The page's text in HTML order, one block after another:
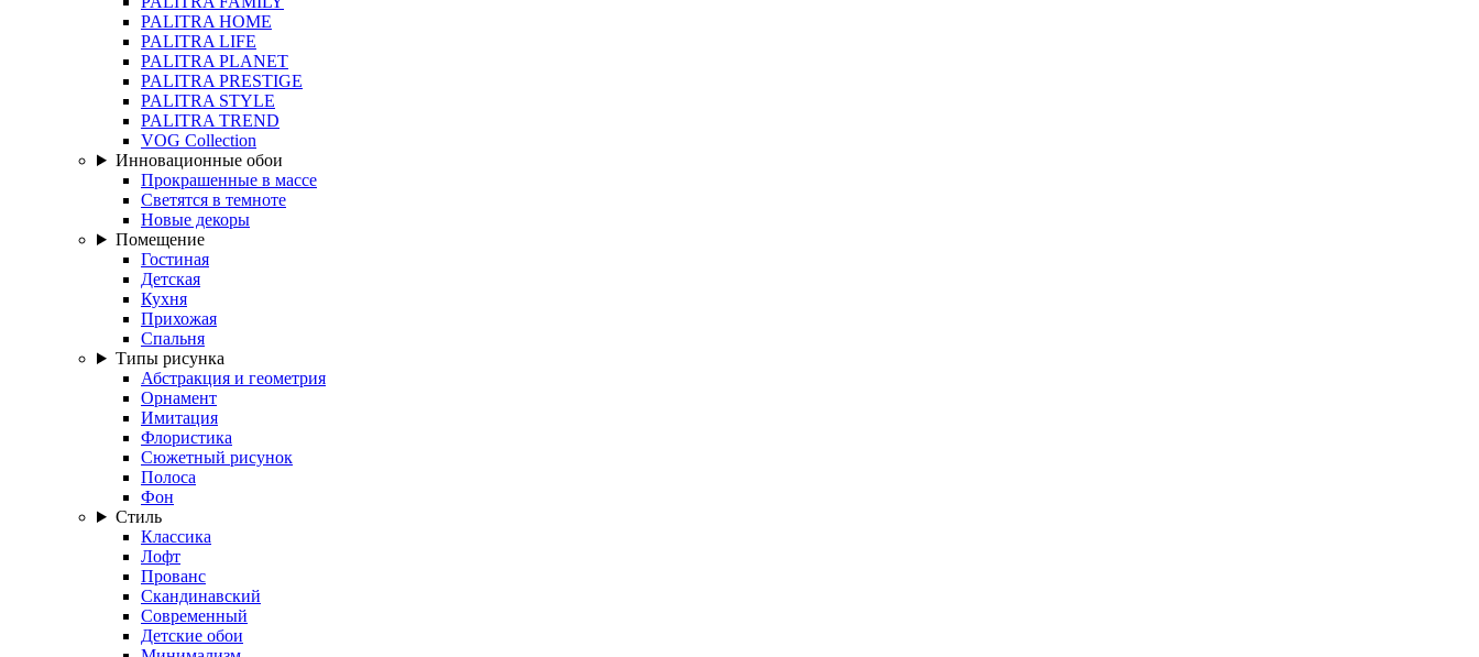
PALITRA HOME
PALITRA LIFE
PALITRA PLANET
PALITRA PRESTIGE
PALITRA STYLE
PALITRA TREND
VOG Collection
Инновационные обои
Прокрашенные в массе
Светятся в темноте
Новые декоры
Помещение
Гостиная
Детская
Кухня
Прихожая
Спальня
Типы рисунка
Абстракция и геометрия
Орнамент
Имитация
Флористика
Сюжетный рисунок
Полоса
Фон
Стиль
Классика
Лофт
Прованс
Скандинавский
Современный
Детские обои